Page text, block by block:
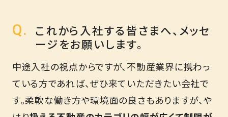
これから入社する皆さまへ、メッセ
ージをお願いします。
中途入社の視点からですが、不動産業界に携わっ
ている方であれば、ぜひ来ていただきたい会社で
す。柔軟な働き方や環境面の良さもありますが、や